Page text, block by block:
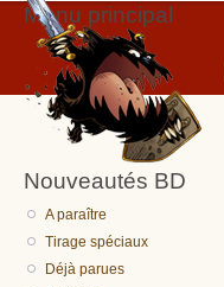
Menu principal
Nouveautés BD
A paraître
Tirage spéciaux
Déjà parues